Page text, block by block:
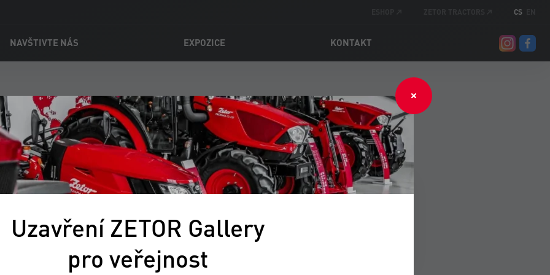
CS
NAVŠTIVTE NÁS EXPOZICE KONTAKT
Novinky
exponát v ZETOR Gallery!
Uzavření ZETOR Gallery
pro veřejnost